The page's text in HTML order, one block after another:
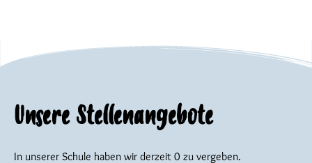
Unsere Stellenangebote
In unserer Schule haben wir derzeit 0 zu vergeben.